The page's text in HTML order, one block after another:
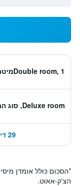
Double room, 1מיטת טווין
Deluxe room, סוג המיטה לא ידוע
29 דילים נוספים החל מ-₪179
*הסכום כולל אומדן
הצ'ק-אאוט.